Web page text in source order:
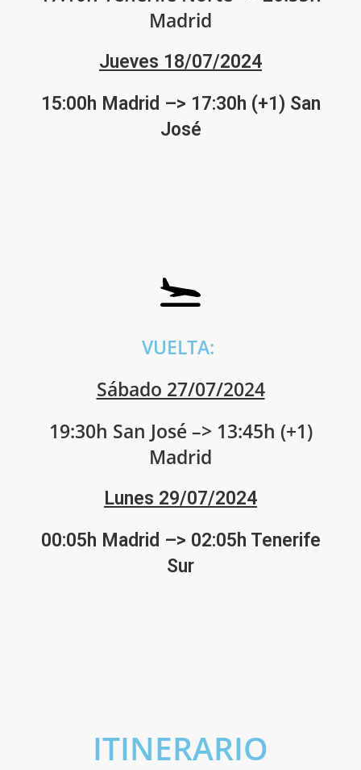
Madrid
Jueves 18/07/2024
15:00h Madrid –> 17:30h (+1) San
José
VUELTA:
Sábado 27/07/2024
19:30h San José –> 13:45h (+1)
Madrid
Lunes 29/07/2024
00:05h Madrid –> 02:05h Tenerife
Sur
ITINERARIO